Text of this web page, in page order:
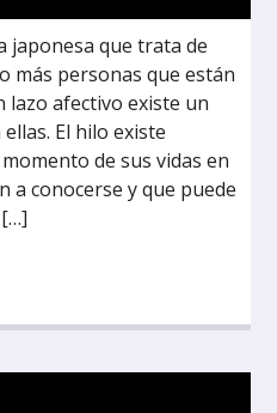
japonesa que trata de
más personas que están
lazo afectivo existe un
El hilo existe
de sus vidas en
a conocerse y que puede